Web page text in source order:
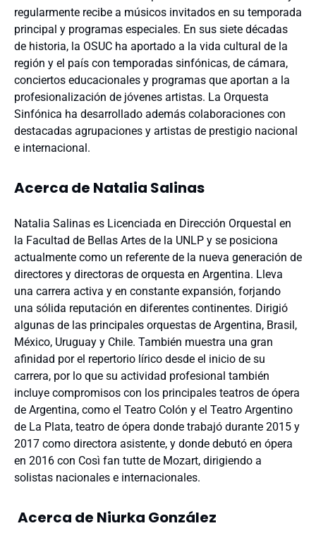
regularmente recibe a músicos invitados en su temporada
principal y programas especiales. En sus siete décadas
de historia, la OSUC ha aportado a la vida cultural de la
región y el país con temporadas sinfónicas, de cámara,
conciertos educacionales y programas que aportan a la
profesionalización de jóvenes artistas. La Orquesta
Sinfónica ha desarrollado además colaboraciones con
destacadas agrupaciones y artistas de prestigio nacional
e internacional.
Acerca de Natalia Salinas
Natalia Salinas es Licenciada en Dirección Orquestal en
la Facultad de Bellas Artes de la UNLP y se posiciona
actualmente como un referente de la nueva generación de
directores y directoras de orquesta en Argentina. Lleva
una carrera activa y en constante expansión, forjando
una sólida reputación en diferentes continentes. Dirigió
algunas de las principales orquestas de Argentina, Brasil,
México, Uruguay y Chile. También muestra una gran
afinidad por el repertorio lírico desde el inicio de su
carrera, por lo que su actividad profesional también
incluye compromisos con los principales teatros de ópera
de Argentina, como el Teatro Colón y el Teatro Argentino
de La Plata, teatro de ópera donde trabajó durante 2015 y
2017 como directora asistente, y donde debutó en ópera
en 2016 con Così fan tutte de Mozart, dirigiendo a
solistas nacionales e internacionales.
Acerca de Niurka González